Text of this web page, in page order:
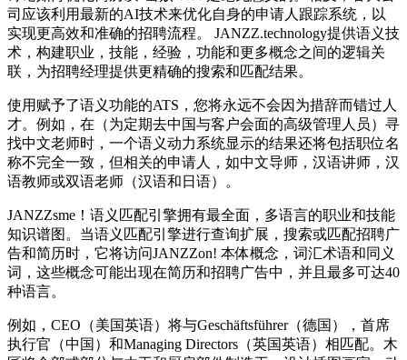
司应该利用最新的AI技术来优化自身的申请人跟踪系统，以
实现更高效和准确的招聘流程。 JANZZ.technology提供语义技
术，构建职业，技能，经验，功能和更多概念之间的逻辑关
联，为招聘经理提供更精确的搜索和匹配结果。
使用赋予了语义功能的ATS，您将永远不会因为措辞而错过人
才。例如，在（为定期去中国与客户会面的高级管理人员）寻
找中文老师时，一个语义动力系统显示的结果还将包括职位名
称不完全一致，但相关的申请人，如中文导师，汉语讲师，汉
语教师或双语老师（汉语和日语）。
JANZZsme！语义匹配引擎拥有最全面，多语言的职业和技能
知识谱图。当语义匹配引擎进行查询扩展，搜索或匹配招聘广
告和简历时，它将访问JANZZon! 本体概念，词汇术语和同义
词，这些概念可能出现在简历和招聘广告中，并且最多可达40
种语言。
例如，CEO（美国英语）将与Geschäftsführer（德国），首席
执行官（中国）和Managing Directors（英国英语）相匹配。木